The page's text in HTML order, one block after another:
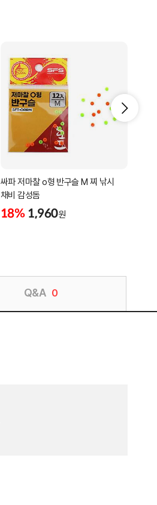
싸파 저마찰 o형 반구슬 M 찌 낚시
채비 감성돔
18% 1,960원
Q&A 0